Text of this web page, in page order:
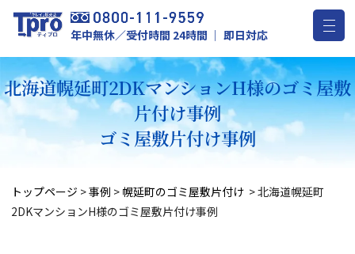
年中無休／受付時間 24時間 ｜ 即日対応
北海道幌延町2DKマンションH様のゴミ屋敷
片付け事例
ゴミ屋敷片付け事例
トップページ >事例 > 幌延町のゴミ屋敷片付け >北海道幌延町
2DKマンションH様のゴミ屋敷片付け事例